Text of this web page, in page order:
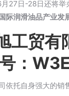
月27日-28日还将举
际润滑油品产业发
工贸有
：
托自身强大的